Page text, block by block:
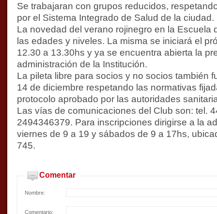
Se trabajaran con grupos reducidos,
por el Sistema Integrado de Salud de la ciudad.
La novedad del verano rojinegro en la Escuela
las edades y niveles. La misma se iniciará el
12.30 a 13.30hs y ya se encuentra abierta la
administración de la Institución.
La pileta libre para socios y no socios también
14 de diciembre respetando las normativas
protocolo aprobado por las autoridades
Las vías de comunicaciones del Club son: tel.
2494346379. Para inscripciones dirigirse a la
viernes de 9 a 19 y sábados de 9 a 17hs,
745.
Comentar
Nombre:
Comentario: